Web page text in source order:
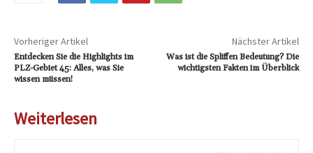
Vorheriger Artikel
Entdecken Sie die Highlights im
PLZ-Gebiet 45: Alles, was Sie
wissen müssen!
Nächster Artikel
Was ist die Spliffen Bedeutung? Die
wichtigsten Fakten im Überblick
Weiterlesen